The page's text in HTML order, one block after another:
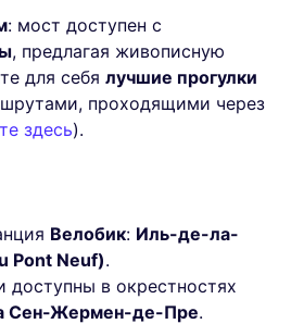
: мост доступен с
, предлагая живописную
для себя лучшие прогулки
проходящими через
здесь).
Велобик: Иль-де-ла-
Pont Neuf).
доступны в окрестностях
Сен-Жермен-де-Пре.